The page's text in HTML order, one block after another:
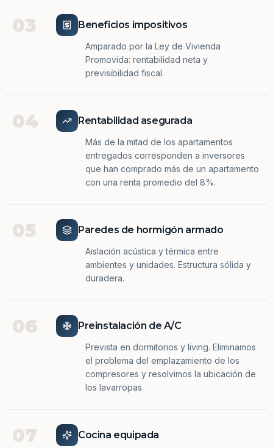
03 Beneficios impositivos
Amparado por la Ley de Vivienda
Promovida: rentabilidad neta y
previsibilidad fiscal.
04 Rentabilidad asegurada
Más de la mitad de los apartamentos
entregados corresponden a inversores
que han comprado más de un apartamento
con una renta promedio del 8%.
05 Paredes de hormigón armado
Aislación acústica y térmica entre
ambientes y unidades. Estructura sólida y
duradera.
06 Preinstalación de A/C
Prevista en dormitorios y living. Eliminamos
el problema del emplazamiento de los
compresores y resolvimos la ubicación de
los lavarropas.
07 Cocina equipada